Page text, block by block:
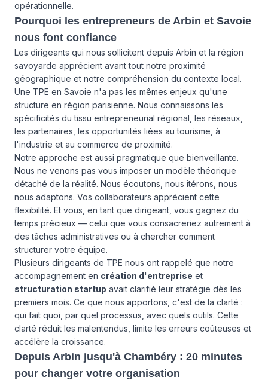
opérationnelle.
Pourquoi les entrepreneurs de Arbin et Savoie
nous font confiance
Les dirigeants qui nous sollicitent depuis Arbin et la région
savoyarde apprécient avant tout notre proximité
géographique et notre compréhension du contexte local.
Une TPE en Savoie n'a pas les mêmes enjeux qu'une
structure en région parisienne. Nous connaissons les
spécificités du tissu entrepreneurial régional, les réseaux,
les partenaires, les opportunités liées au tourisme, à
l'industrie et au commerce de proximité.
Notre approche est aussi pragmatique que bienveillante.
Nous ne venons pas vous imposer un modèle théorique
détaché de la réalité. Nous écoutons, nous itérons, nous
nous adaptons. Vos collaborateurs apprécient cette
flexibilité. Et vous, en tant que dirigeant, vous gagnez du
temps précieux — celui que vous consacreriez autrement à
des tâches administratives ou à chercher comment
structurer votre équipe.
Plusieurs dirigeants de TPE nous ont rappelé que notre
accompagnement en création d'entreprise et
structuration startup avait clarifié leur stratégie dès les
premiers mois. Ce que nous apportons, c'est de la clarté :
qui fait quoi, par quel processus, avec quels outils. Cette
clarté réduit les malentendus, limite les erreurs coûteuses et
accélère la croissance.
Depuis Arbin jusqu'à Chambéry : 20 minutes
pour changer votre organisation